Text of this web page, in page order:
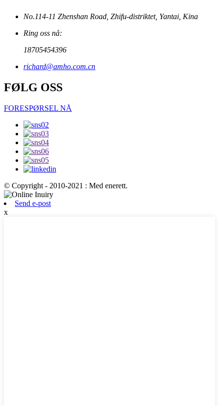
No.114-11 Zhenshan Road, Zhifu-distriktet, Yantai, Kina
Ring oss nå:
18705454396
richard@amho.com.cn
FØLG OSS
FORESPØRSEL NÅ
© Copyright - 2010-2021 : Med enerett.
Send e-post
x